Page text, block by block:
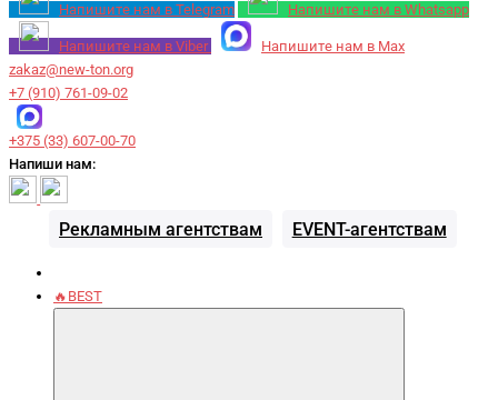
Напишите нам в Telegram Напишите нам в Whatsapp
Напишите нам в Viber
Напишите нам в Max
zakaz@new-ton.org
+7 (910) 761-09-02
+375 (33) 607-00-70
Напиши нам:
Рекламным агентствам EVENT-агентствам
🔥BEST